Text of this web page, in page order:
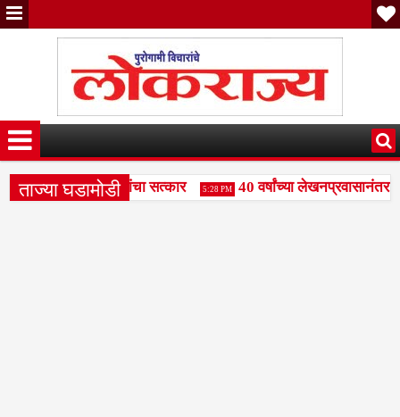
ताज्या घडामोडी
पाटील दुधगावकर यांचा सत्कार 5:28 PM
40 वर्षांच्या लेखनप्रवासानंतर